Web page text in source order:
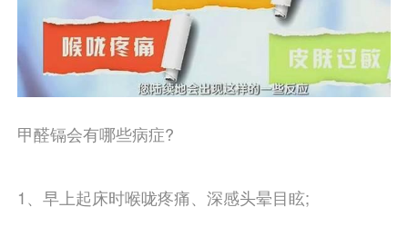
甲醛镉会有哪些病症?
1、早上起床时喉咙疼痛、深感头晕目眩;